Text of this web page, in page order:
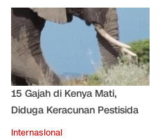
15 Gajah di Kenya Mati,
Diduga Keracunan Pestisida
Internasional